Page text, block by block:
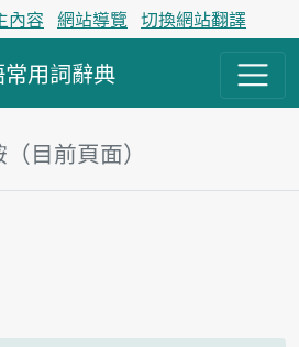
內容 網站導覽 切換網站翻譯
常用詞辭典
目前頁面）